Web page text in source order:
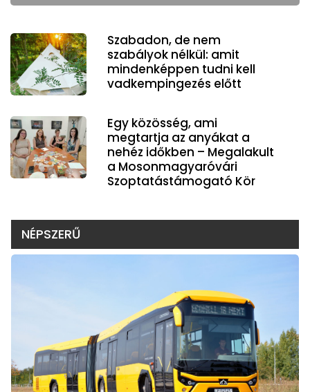
Szabadon, de nem
szabályok nélkül: amit
mindenképpen tudni kell
vadkempingezés előtt
Egy közösség, ami
megtartja az anyákat a
nehéz időkben – Megalakult
a Mosonmagyaróvári
Szoptatástámogató Kör
NÉPSZERŰ